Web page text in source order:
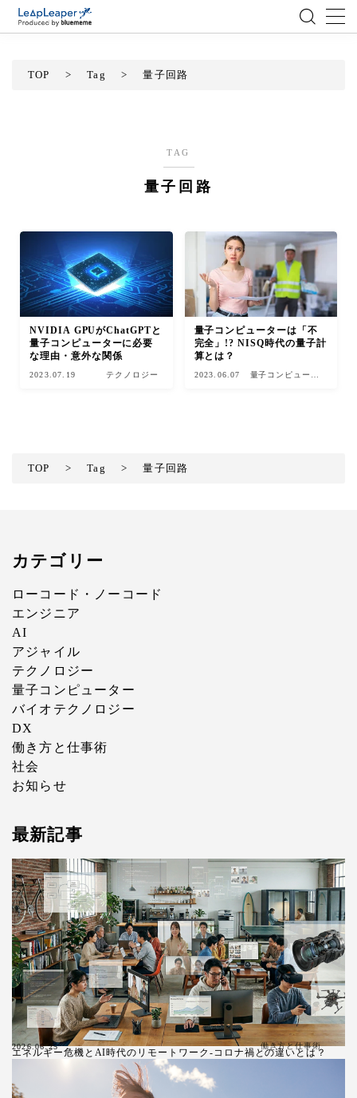
アジャイル
テクノロジー
BlueMeme
TOP > Tag > 量子回路
TAG
量子回路
NVIDIA GPUがChatGPTと
量子コンピューターに必要
な理由・意外な関係
2023.07.19 テクノロジー
量子コンピューターは「不
完全」!? NISQ時代の量子計
算とは？
2023.06.07
量子コンピュータ
TOP > Tag > 量子回路
カテゴリー
ローコード・ノーコード
エンジニア
AI
アジャイル
テクノロジー
量子コンピューター
バイオテクノロジー
DX
働き方と仕事術
社会
お知らせ
最新記事
エネルギー危機とAI時代のリモートワーク-コロナ禍との違いとは？
2026.06.25 働き方と仕事術